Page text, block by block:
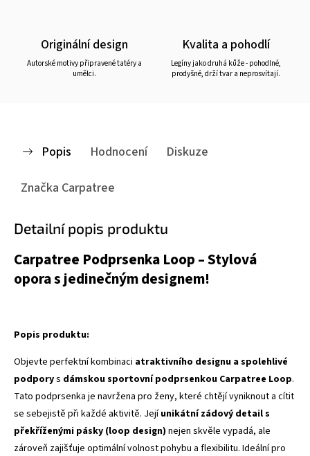
Originální design
Autorské motivy připravené tatéry a
umělci.
Kvalita a pohodlí
Legíny jako druhá kůže - pohodlné,
prodyšné, drží tvar a neprosvítají.
Popis Hodnocení
Diskuze
Značka Carpatree
Detailní popis produktu
Carpatree Podprsenka Loop – Stylová
opora s jedinečným designem!
Popis produktu:
Objevte perfektní kombinaci atraktivního designu a spolehlivé
podporys dámskou sportovní podprsenkou Carpatree Loop.
Tato podprsenka je navržena pro ženy, které chtějí vyniknout a cítit
se sebejistě při každé aktivitě. Jejíunikátní zádový detail s
překříženými pásky (loop design) nejen skvěle vypadá, ale
zároveň zajišťuje optimální volnost pohybu a flexibilitu. Ideální pro